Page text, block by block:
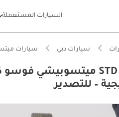
السيارات المستعملة
سيارات دبي سيارات
– للتصدير